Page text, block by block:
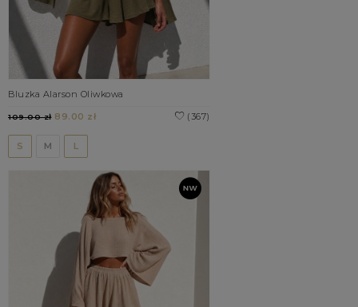
Bluzka Alarson Oliwkowa
(367)
109.00 zł89.00 zł
S M L